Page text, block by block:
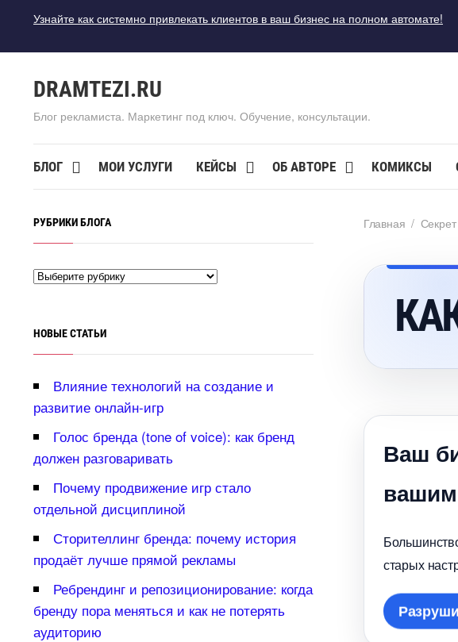
Узнайте как системно привлекать клиентов в ваш бизнес на полном автомате!
DRAMTEZI.RU
Блог рекламиста. Маркетинг под ключ. Обучение, консультации.
БЛОГ МОИ УСЛУГИ КЕЙСЫ ОБ АВТОРЕ КОМИКСЫ
Главная / Секрет
аш
ашим
старых
РУБРИКИ БЛОГА
НОВЫЕ СТАТЬИ
лияние технологий на создание и
развитие онлайн-игр
Голос бренда (tone of voice): как бренд
должен разговаривать
Почему продвижение игр стало
отдельной дисциплиной
Сторителлинг бренда: почему история
продаёт лучше прямой рекламы
Ребрендинг и репозиционирование: когда
ренду пора меняться и как не потерять
аудиторию